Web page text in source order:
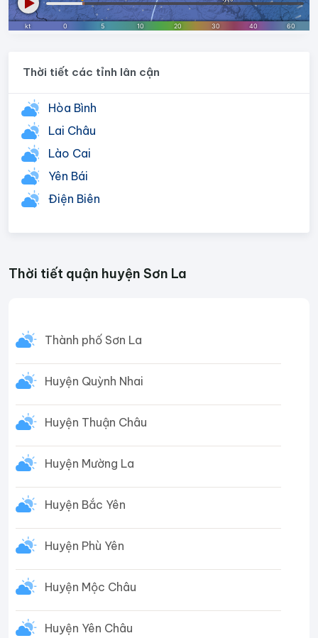
Thời tiết các tỉnh lân cận
Hòa Bình
Lai Châu
Lào Cai
Yên Bái
Điện Biên
Thời tiết quận huyện Sơn La
Thành phố Sơn La
Huyện Quỳnh Nhai
Huyện Thuận Châu
Huyện Mường La
Huyện Bắc Yên
Huyện Phù Yên
Huyện Mộc Châu
Huyện Yên Châu